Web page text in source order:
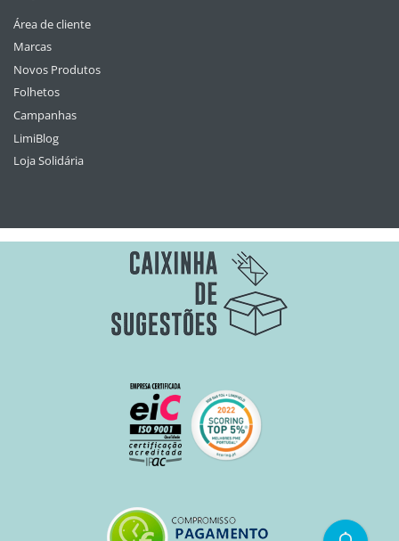
Área de cliente
Marcas
Novos Produtos
Folhetos
Campanhas
LimiBlog
Loja Solidária